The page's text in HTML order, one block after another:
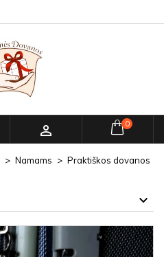
 0
Namams
Praktiškos dovanos